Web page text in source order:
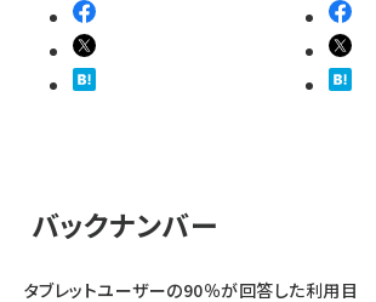
バックナンバー
タブレットユーザーの90％が回答した利用目